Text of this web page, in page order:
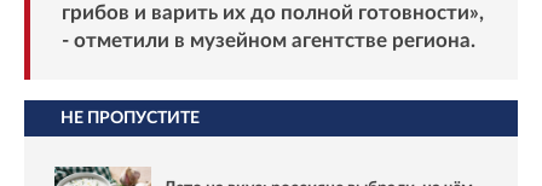
грибов и варить их до полной готовности»,
- отметили в музейном агентстве региона.
НЕ ПРОПУСТИТЕ